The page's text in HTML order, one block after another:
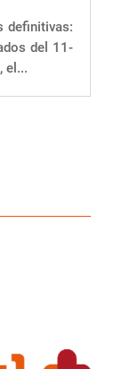
definitivas:
del 11-
el...